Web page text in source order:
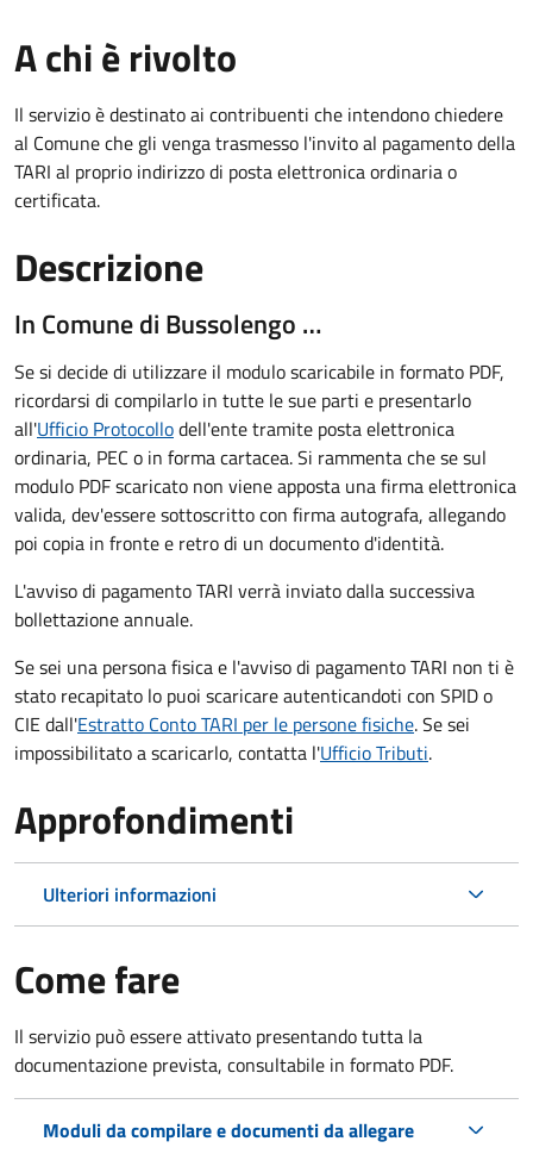
A chi è rivolto
Il servizio è destinato ai contribuenti che intendono chiedere
al Comune che gli venga trasmesso l'invito al pagamento della
TARI al proprio indirizzo di posta elettronica ordinaria o
certificata.
Descrizione
In Comune di Bussolengo …
Se si decide di utilizzare il modulo scaricabile in formato PDF,
ricordarsi di compilarlo in tutte le sue parti e presentarlo
all'Ufficio Protocollodell'ente tramite posta elettronica
ordinaria, PEC o in forma cartacea. Si rammenta che se sul
modulo PDF scaricato non viene apposta una firma elettronica
valida, dev'essere sottoscritto con firma autografa, allegando
poi copia in fronte e retro di un documento d'identità.
L'avviso di pagamento TARI verrà inviato dalla successiva
bollettazione annuale.
Se sei una persona fisica e l'avviso di pagamento TARI non ti è
stato recapitato lo puoi scaricare autenticandoti con SPID o
CIE dall'Estratto Conto TARI per le persone fisiche. Se sei
impossibilitato a scaricarlo, contatta l'Ufficio Tributi.
Approfondimenti
Ulteriori informazioni
Come fare
Il servizio può essere attivato presentando tutta la
documentazione prevista, consultabile in formato PDF.
Moduli da compilare e documenti da allegare